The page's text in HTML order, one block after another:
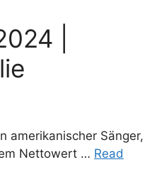
|
amerikanischer Sänger,
Nettowert … Read